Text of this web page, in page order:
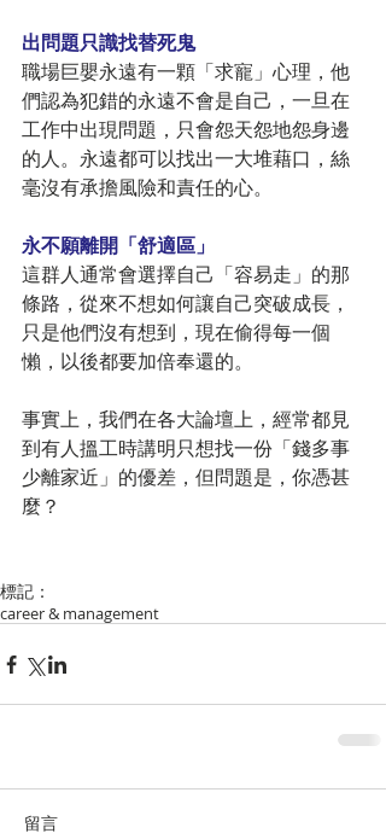
出問題只識找替死鬼
職場巨嬰永遠有一顆「求寵」心理，他
們認為犯錯的永遠不會是自己，一旦在
工作中出現問題，只會怨天怨地怨身邊
的人。永遠都可以找出一大堆藉口，絲
毫沒有承擔風險和責任的心。
永不願離開「舒適區」
這群人通常會選擇自己「容易走」的那
條路，從來不想如何讓自己突破成長，
只是他們沒有想到，現在偷得每一個
懶，以後都要加倍奉還的。
事實上，我們在各大論壇上，經常都見
到有人搵工時講明只想找一份「錢多事
少離家近」的優差，但問題是，你憑甚
麼？
標記：
career & management
留言